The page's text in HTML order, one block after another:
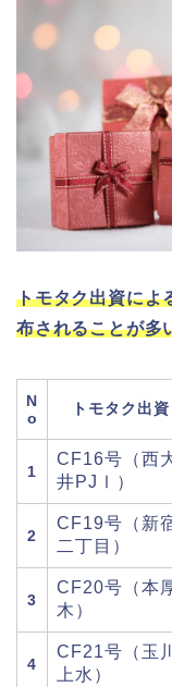
トモタク出資によ
布されることが多
N
o
トモタク出資
1
CF16号（西
井PJⅠ）
2
CF19号（新
二丁目）
3
CF20号（本
木）
4
CF21号（玉川
上水）